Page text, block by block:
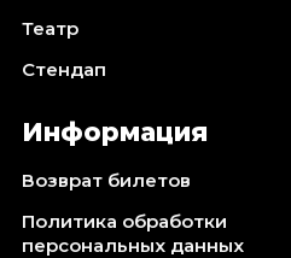
Театр
Стендап
Информация
Возврат билетов
Политика обработки
персональных данных